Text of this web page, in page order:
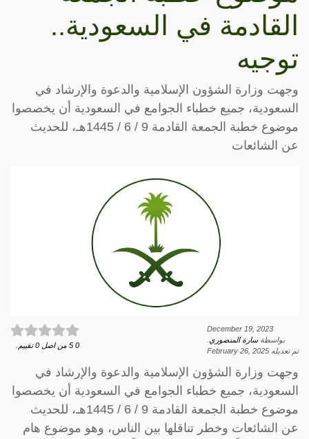
القادمة في السعودية..
توجيه
وجهت وزارة الشؤون الإسلامية والدعوة والإرشاد في
السعودية، جميع خطباء الجوامع في السعودية أن يخصصوا
موضوع خطبة الجمعة القادمة 9 / 6 / 1445هـ، للحديث
عن الشائعات
December 19, 2023
بواسطةسارة المنصوري
تم تعديله February 26, 2025
0
5 من اصل 0 تقييم.
وجهت وزارة الشؤون الإسلامية والدعوة والإرشاد في
السعودية، جميع خطباء الجوامع في السعودية أن يخصصوا
موضوع خطبة الجمعة القادمة 9 / 6 / 1445هـ، للحديث
عن الشائعات وخطر تناقلها بين الناس، وهو موضوع هام